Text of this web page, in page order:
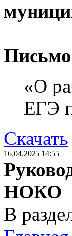
«О
ЕГЭ
Скачать
16.04.2025 14:55
НОКО
В